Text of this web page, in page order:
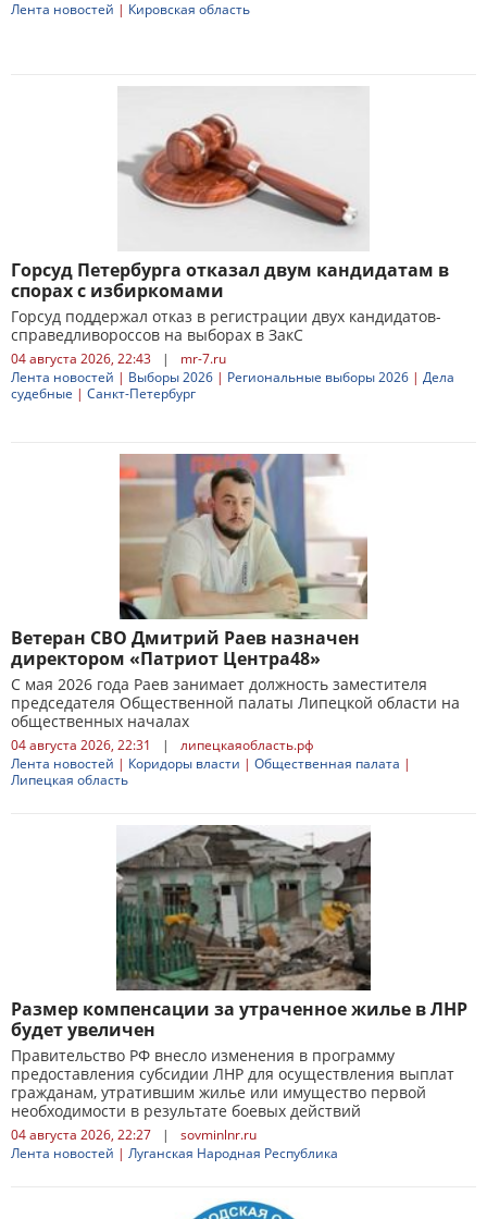
Лента новостей | Кировская область
Горсуд Петербурга отказал двум кандидатам в
спорах с избиркомами
Горсуд поддержал отказ в регистрации двух кандидатов-
справедливороссов на выборах в ЗакС
04 августа 2026, 22:43 |
mr-7.ru
Лента новостей | Выборы 2026 | Региональные выборы 2026 | Дела
судебные | Санкт-Петербург
Ветеран СВО Дмитрий Раев назначен
директором «Патриот Центра48»
С мая 2026 года Раев занимает должность заместителя
председателя Общественной палаты Липецкой области на
общественных началах
04 августа 2026, 22:31 |
липецкаяобласть.рф
Лента новостей | Коридоры власти | Общественная палата |
Липецкая область
Размер компенсации за утраченное жилье в ЛНР
будет увеличен
Правительство РФ внесло изменения в программу
предоставления субсидии ЛНР для осуществления выплат
гражданам, утратившим жилье или имущество первой
необходимости в результате боевых действий
04 августа 2026, 22:27 |
sovminlnr.ru
Лента новостей | Луганская Народная Республика